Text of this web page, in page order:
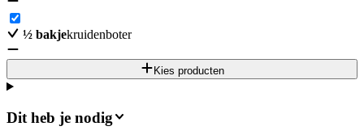
½ bakjekruidenboter
Kies producten
Dit heb je nodig